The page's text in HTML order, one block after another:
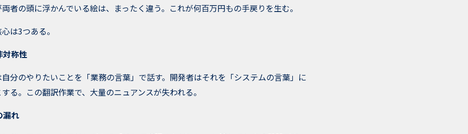
者の頭に浮かんでいる絵は、まったく違う。これが何百万円もの手戻りを生む。
は3つある。
対称性
分のやりたいことを「業務の言葉」で話す。開発者はそれを「システムの言葉」に
る。この翻訳作業で、大量のニュアンスが失われる。
漏れ